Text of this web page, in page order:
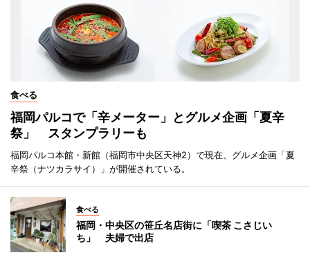
食べる
福岡パルコで「辛メーター」とグルメ企画「夏辛
祭」 スタンプラリーも
福岡パルコ本館・新館（福岡市中央区天神2）で現在、グルメ企画「夏
辛祭（ナツカラサイ）」が開催されている。
食べる
福岡・中央区の笹丘名店街に「喫茶 こさじい
ち」 夫婦で出店